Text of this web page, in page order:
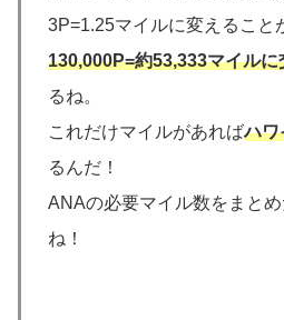
3P=1.25マイルに変えること
130,000P=約53,333マイルに
るね。
これだけマイルがあればハワ
るんだ！
ANAの必要マイル数をまと
ね！